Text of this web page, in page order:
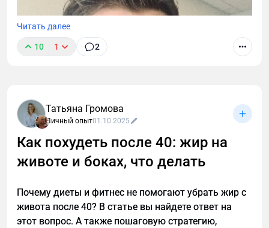
Читать далее
10 1 2
Татьяна Громова
Личный опыт01.10.2025
Как похудеть после 40: жир на
животе и боках, что делать
Почему диеты и фитнес не помогают убрать жир с
живота после 40? В статье вы найдете ответ на
этот вопрос. А также пошаговую стратегию,